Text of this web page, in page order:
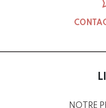
NOTRE